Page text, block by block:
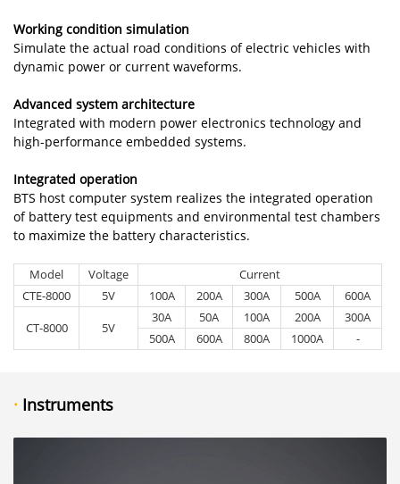
Working condition simulation
Simulate the actual road conditions of electric vehicles with
dynamic power or current waveforms.
Advanced system architecture
Integrated with modern power electronics technology and
high-performance embedded systems.
Integrated operation
BTS host computer system realizes the integrated operation
of battery test equipments and environmental test chambers
to maximize the battery characteristics.
Model Voltage
Current
CTE-8000
5V 100A 200A 300A 500A
600A
CT-8000
5V
30A 50A 100A 200A
300A
500A
600A 800A 1000A -
· Instruments